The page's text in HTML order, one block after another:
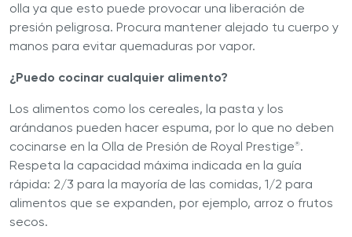
olla ya que esto puede provocar una liberación de
presión peligrosa. Procura mantener alejado tu cuerpo y
manos para evitar quemaduras por vapor.
¿Puedo cocinar cualquier alimento?
Los alimentos como los cereales, la pasta y los
arándanos pueden hacer espuma, por lo que no deben
cocinarse en la Olla de Presión de Royal Prestige®.
Respeta la capacidad máxima indicada en la guía
rápida: 2/3 para la mayoría de las comidas, 1/2 para
alimentos que se expanden, por ejemplo, arroz o frutos
secos.